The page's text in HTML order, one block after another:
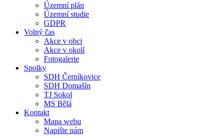
Územní plán
Územní studie
GDPR
Volný čas
Akce v obci
Akce v okolí
Fotogalerie
Spolky
SDH Černíkovice
SDH Domašín
TJ Sokol
MS Bělá
Kontakt
Mapa webu
Napište nám